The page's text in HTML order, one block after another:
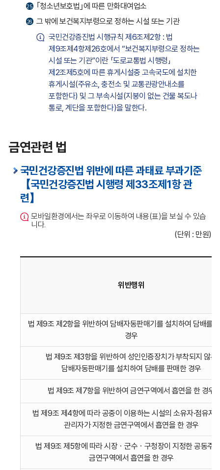
25 ｢청소년보호법｣에 따른 만화대여업소
26
그 밖에 보건복지부령으로 정하는 시설 또는 기관
국민건강증진법 시행규칙 제6조제2항 : 법
제9조제4항제26호에서 “보건복지부령으로 정하는
시설 또는 기관”이란 「도로교통법 시행령」
제2조제5호에 따른 휴게시설중 고속국도에 설치한
휴게시설(주유소, 충전소 및 교통관광안내소를
포함한다) 및 그 부속시설(지붕이 없는 건물 복도나
통로, 계단을 포함한다)을 말한다.
금연관련 법
국민건강증진법 위반에 따른 과태료 부과기준
【국민건강증진법 시행령 제33조제1항 관
련】
모바일환경에서는 좌우로 이동하여 내용(표)을 보실 수 있습
니다.
(단위 : 만원)
국민건강증진법
-
국민건강증진법
위반에
따른
부과기준을
위반행위,
위반행위
법 제9조 제2항을 위반하여 담배자동판매기를 설치하여 담배를
경우
법 제9조 제3항을 위반하여 성인인증장치가 부착되지 않은
담배자동판매기를 설치하여 담배를 판매한 경우
법 제9조 제7항을 위반하여 금연구역에서 흡연을 한 경우
법 제9조 제4항에 따라 공중이 이용하는 시설의 소유자·점유자
관리자가 지정한 금연구역에서 흡연을 한 경우
법 제9조 제5항에 따라 시장ㆍ군수ㆍ구청장이 지정한 공동주
금연구역에서 흡연을 한 경우